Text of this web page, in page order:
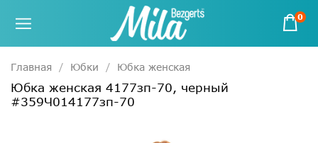
0
Главная Юбки Юбка женская
Юбка женская 4177зп-70, черный
#359Ч014177зп-70